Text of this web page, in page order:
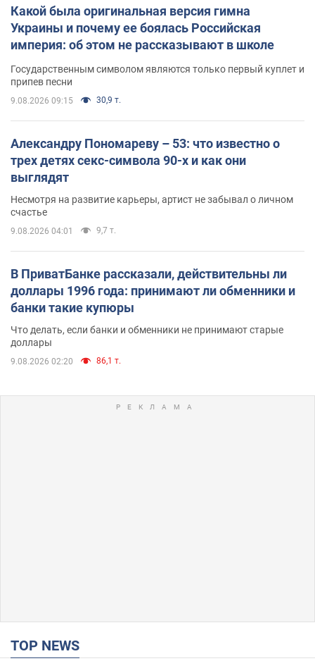
Какой была оригинальная версия гимна
Украины и почему ее боялась Российская
империя: об этом не рассказывают в школе
Государственным символом являются только первый куплет и
припев песни
9.08.2026 09:15 30,9 т.
Александру Пономареву – 53: что известно о
трех детях секс-символа 90-х и как они
выглядят
Несмотря на развитие карьеры, артист не забывал о личном
счастье
9.08.2026 04:01 9,7 т.
В ПриватБанке рассказали, действительны ли
доллары 1996 года: принимают ли обменники и
банки такие купюры
Что делать, если банки и обменники не принимают старые
доллары
9.08.2026 02:20 86,1 т.
TOP NEWS